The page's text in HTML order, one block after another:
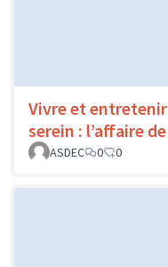
Vivre et
serein : l’affaire
ASDEC
0 0